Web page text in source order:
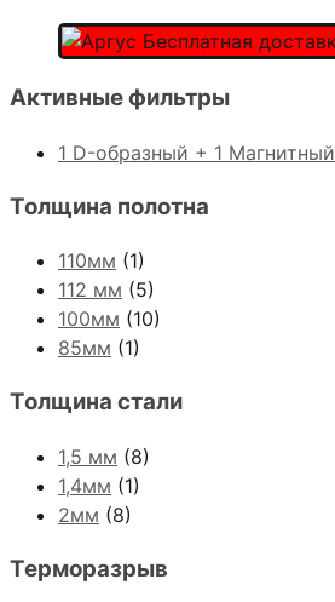
Активные фильтры
1 D-образный + 1 Магнитный
Толщина полотна
110мм (1)
112 мм (5)
100мм (10)
85мм (1)
Толщина стали
1,5 мм (8)
1,4мм (1)
2мм (8)
Терморазрыв